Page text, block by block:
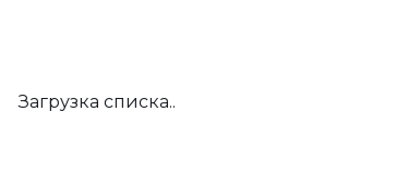
Загрузка списка..